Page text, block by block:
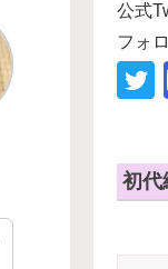
公式
フォ
初代